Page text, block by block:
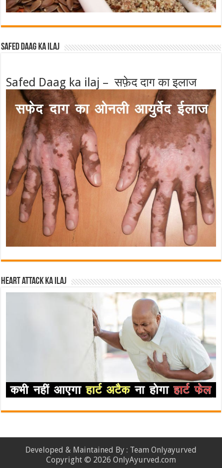
Safed Daag ka ilaj
Safed Daag ka ilaj – सफ़ेद दाग का इलाज
Heart attack ka ilaj
Developed & Maintained By : Team Onlyayurved
Copyright © 2026 OnlyAyurved.com